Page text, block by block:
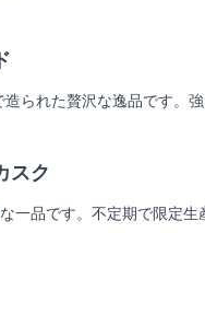
られた贅沢な逸品です。
スク
一品です。不定期で限定